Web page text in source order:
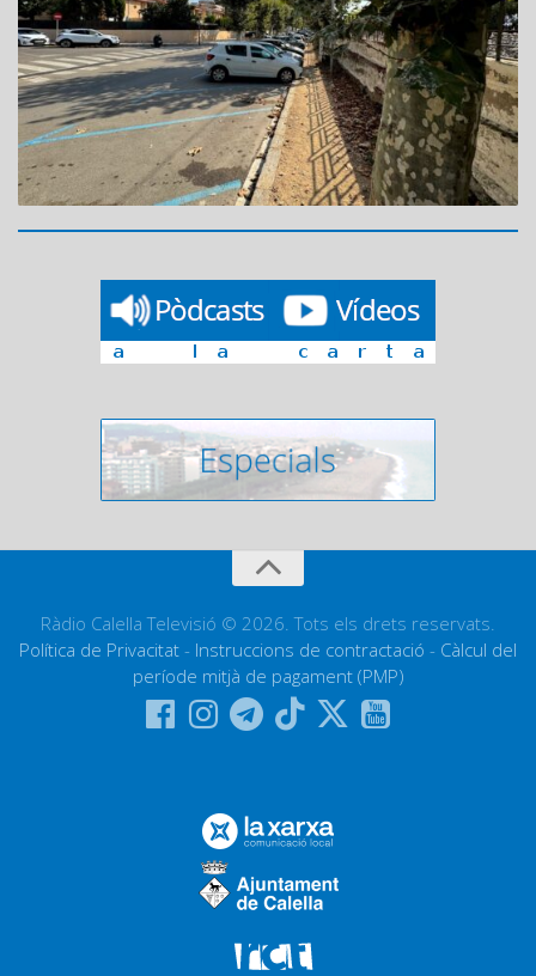
Ràdio Calella Televisió © 2026. Tots els drets reservats.
Política de Privacitat - Instruccions de contractació - Càlcul del
període mitjà de pagament (PMP)